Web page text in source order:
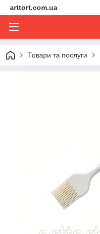
arttort.com.ua
Товари та послуги